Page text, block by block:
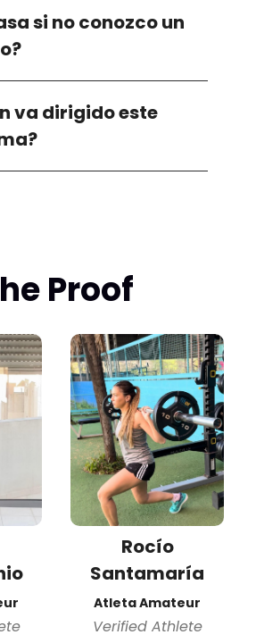
si no conozco un
va dirigido este
Proof
Rocío
Santamaría
Atleta Amateur
Verified Athlete